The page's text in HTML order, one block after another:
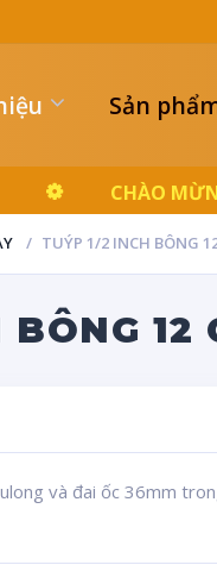
Sản
CHÀO
TUÝP 1/2 INCH BÔNG
BÔNG
và đai ốc 36mm